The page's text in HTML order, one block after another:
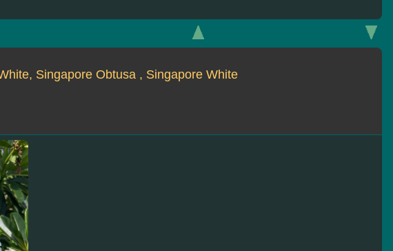
Singapore Obtusa , Singapore White